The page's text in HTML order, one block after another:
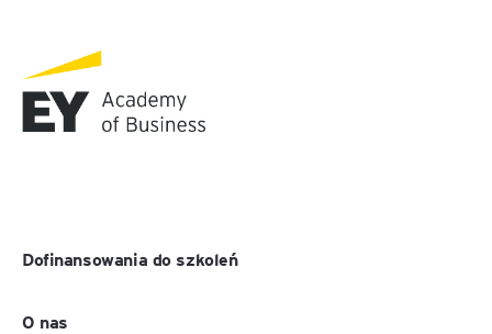
Dofinansowania do szkoleń
O nas